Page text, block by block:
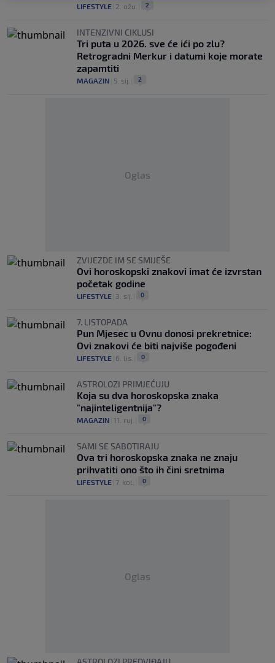
LIFESTYLE 2. ožu. 2
INTENZIVNI CIKLUSI
Tri puta u 2026. sve će ići po zlu?
Retrogradni Merkur i datumi koje morate
zapamtiti
MAGAZIN 5. sij. 2
Oglas
ZVIJEZDE IM SE SMIJEŠE
Ovi horoskopski znakovi imat će izvrstan
početak godine
LIFESTYLE 3. sij. 0
7. LISTOPADA
Pun Mjesec u Ovnu donosi prekretnice:
Ovi znakovi će biti najviše pogođeni
LIFESTYLE 6. lis. 0
ASTROLOZI PRIMJEĆUJU
Koja su dva horoskopska znaka
"najinteligentnija"?
MAGAZIN 11. ruj. 0
SAMI SE SABOTIRAJU
Ova tri horoskopska znaka ne znaju
prihvatiti ono što ih čini sretnima
LIFESTYLE 7. kol. 0
Oglas